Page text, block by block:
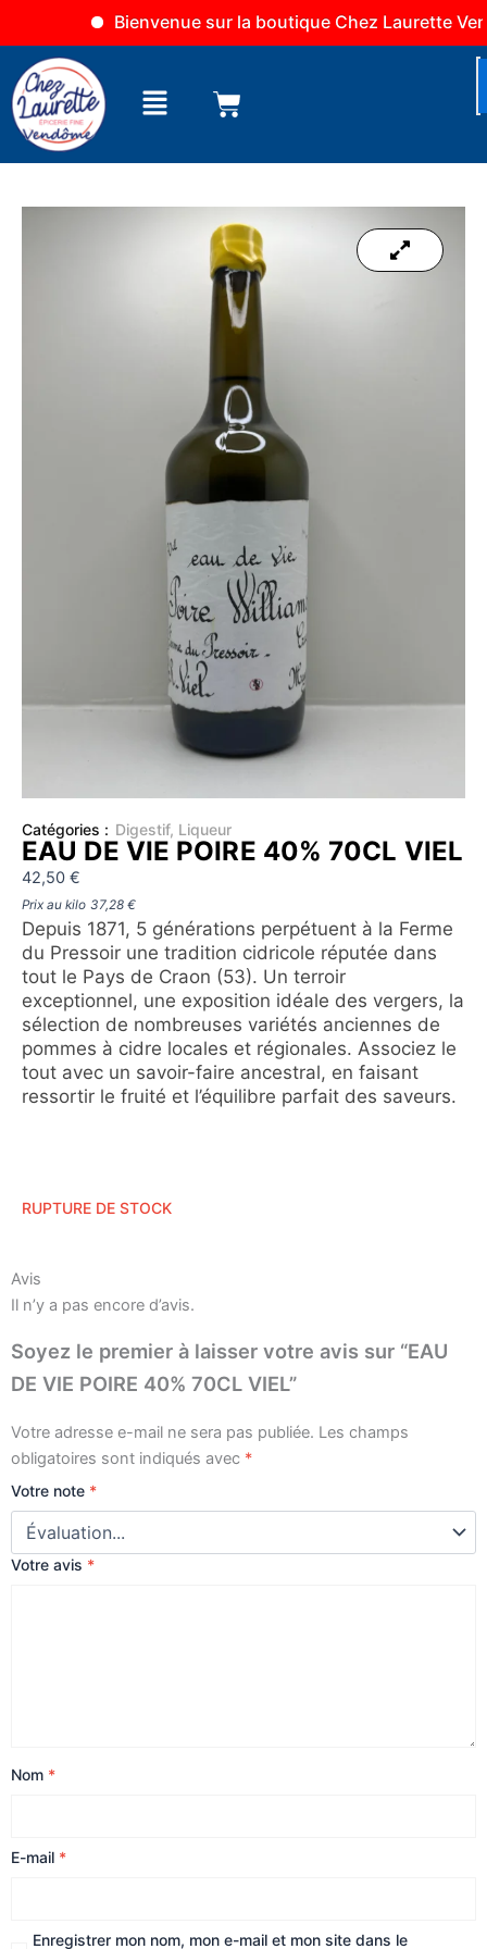
Bienvenue sur la boutique Chez Laurette
contenu
Menu
Catégories : Digestif, Liqueur
EAU DE VIE POIRE 40% 70CL VIEL
42,50 €
Prix au kilo 37,28 €
Depuis 1871, 5 générations perpétuent à la Ferme
du Pressoir une tradition cidricole réputée dans
tout le Pays de Craon (53). Un terroir
exceptionnel, une exposition idéale des vergers, la
sélection de nombreuses variétés anciennes de
pommes à cidre locales et régionales. Associez le
tout avec un savoir-faire ancestral, en faisant
ressortir le fruité et l’équilibre parfait des saveurs.
RUPTURE DE STOCK
Avis
Il n’y a pas encore d’avis.
Soyez le premier à laisser votre avis sur “EAU
DE VIE POIRE 40% 70CL VIEL”
Votre adresse e-mail ne sera pas publiée. Les champs
obligatoires sont indiqués avec *
Votre note *
Votre avis *
Nom *
E-mail *
Enregistrer mon nom, mon e-mail et mon site dans le